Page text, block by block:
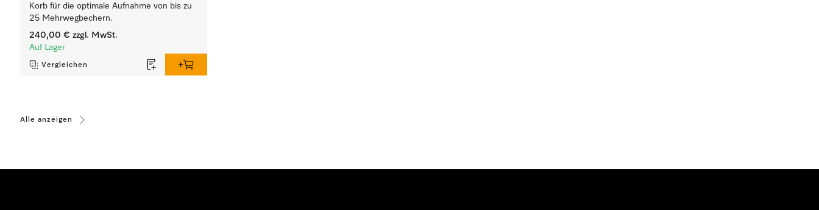
Korb für die optimale Aufnahme von bis zu
25 Mehrwegbechern.
240,00 € zzgl. MwSt.
Auf Lager
Vergleichen
Alle anzeigen